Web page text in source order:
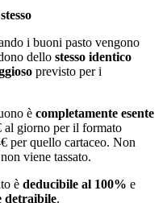
i buoni pasto vengono
dello stesso identico
previsto per i
è completamente esente
giorno per il formato
per quello cartaceo. Non
viene tassato.
è deducibile al 100% e
detraibile.